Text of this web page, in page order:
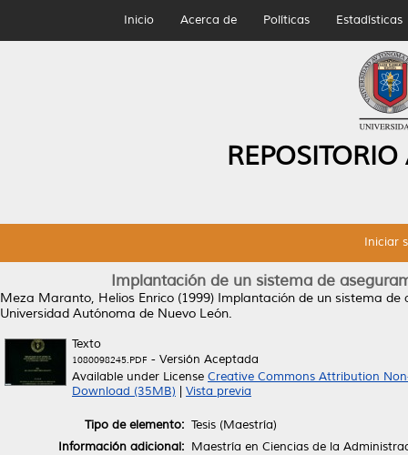
Inicio Acerca de Políticas Estadísticas
Iniciar
Implantación de un sistema de
Meza Maranto, Helios Enrico (1999) Implantación de un sistema de
Universidad Autónoma de Nuevo León.
Texto
1080098245.PDF - Versión Aceptada
Available under License Creative Commons Attribution
Download (35MB)
Vista previa
Tipo de elemento: Tesis (Maestría)
Información adicional: Maestría en Ciencias de la